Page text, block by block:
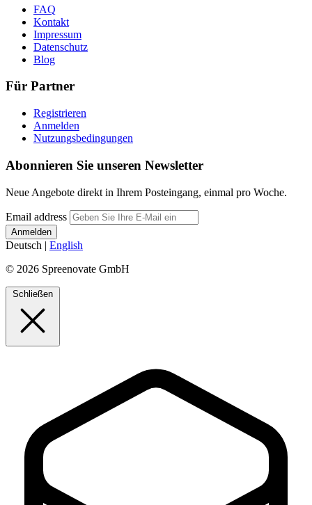
FAQ
Kontakt
Impressum
Datenschutz
Blog
Für Partner
Registrieren
Anmelden
Nutzungsbedingungen
Abonnieren Sie unseren Newsletter
Neue Angebote direkt in Ihrem Posteingang, einmal pro Woche.
Email address
Deutsch | English
© 2026 Spreenovate GmbH
Schließen